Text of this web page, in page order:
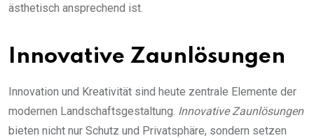
ästhetisch ansprechend ist.
Innovative Zaunlösungen
Innovation und Kreativität sind heute zentrale Elemente der
modernen Landschaftsgestaltung. Innovative Zaunlösungen
bieten nicht nur Schutz und Privatsphäre, sondern setzen